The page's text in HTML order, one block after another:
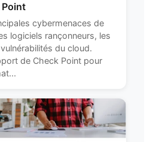
Point
cybermenaces de
logiciels rançonneurs, les
du cloud.
de Check Point pour